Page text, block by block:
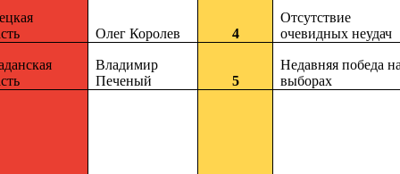
Олег Королев 4
Отсутствие
очевидных неудач
Владимир
Печеный
5
Недавняя победа
выборах